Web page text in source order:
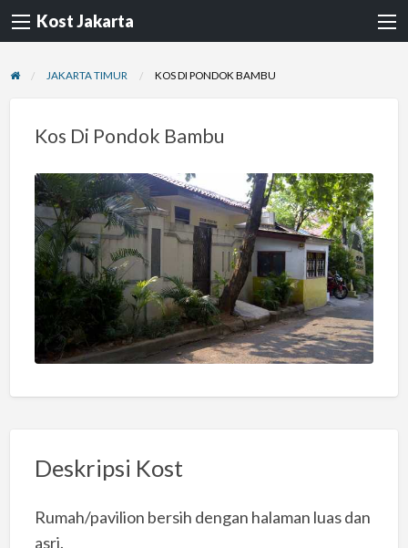
Kost Jakarta
JAKARTA TIMUR KOS DI PONDOK BAMBU
Kos Di Pondok Bambu
Deskripsi Kost
Rumah/pavilion bersih dengan halaman luas dan
asri.